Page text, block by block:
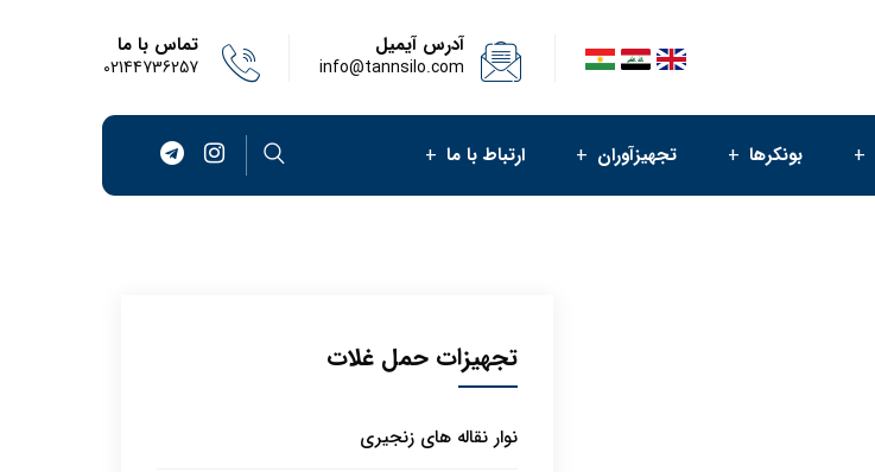
آدرس آیمیل
info@tannsilo.com
تماس با ما
02144736257
بونکرها تجهیزآوران ارتباط با ما
تجهیزات حمل غلات
نوار نقاله های زنجیری